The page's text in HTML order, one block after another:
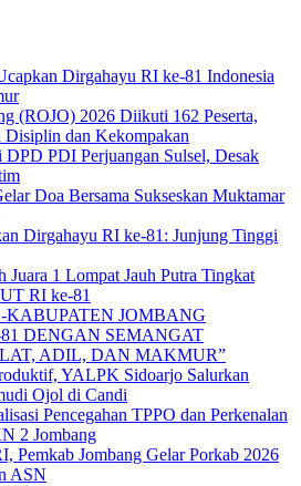
Dirgahayu RI ke-81 Indonesia
(ROJO) 2026 Diikuti 162 Peserta,
Disiplin dan Kekompakan
PDI Perjuangan Sulsel, Desak
Doa Bersama Sukseskan Muktamar
Dirgahayu RI ke-81: Junjung Tinggi
Juara 1 Lompat Jauh Putra Tingkat
RI ke-81
KABUPATEN JOMBANG
DENGAN SEMANGAT
ADIL, DAN MAKMUR”
YALPK Sidoarjo Salurkan
Ojol di Candi
Pencegahan TPPO dan Perkenalan
2 Jombang
Pemkab Jombang Gelar Porkab 2026
ASN